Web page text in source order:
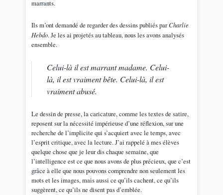
marrants.
Ils m’ont demandé de regarder des dessins publiés parCharlie
Hebdo. Je les ai projetés au tableau, nous les avons analysés
ensemble.
Celui-là il est marrant madame. Celui-
là, il est vraiment bête. Celui-là, il est
vraiment abusé.
Le dessin de presse, la caricature, comme les textes de satire,
reposent sur la nécessité impérieuse d’une réflexion, sur une
recherche de l’implicite qui s’acquiert avec le temps, avec
l’esprit critique, avec la lecture. J’ai rappelé à mes élèves
quelque chose que je leur dis chaque semaine, que
l’intelligence est ce que nous avons de plus précieux, que c’est
grâce à elle que nous pouvons comprendre non seulement les
mots et les images, mais aussi ce qu’ils cachent, ce qu’ils
suggèrent, ce qu’ils ne disent pas d’emblée.